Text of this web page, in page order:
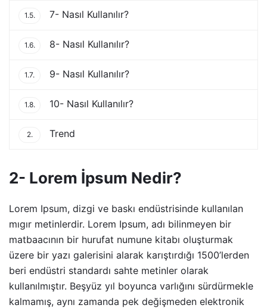
1.5. 7- Nasıl Kullanılır?
1.6. 8- Nasıl Kullanılır?
1.7. 9- Nasıl Kullanılır?
1.8. 10- Nasıl Kullanılır?
2. Trend
2- Lorem İpsum Nedir?
Lorem Ipsum, dizgi ve baskı endüstrisinde kullanılan
mıgır metinlerdir. Lorem Ipsum, adı bilinmeyen bir
matbaacının bir hurufat numune kitabı oluşturmak
üzere bir yazı galerisini alarak karıştırdığı 1500’lerden
beri endüstri standardı sahte metinler olarak
kullanılmıştır. Beşyüz yıl boyunca varlığını sürdürmekle
kalmamış, aynı zamanda pek değişmeden elektronik